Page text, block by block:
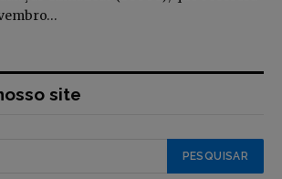
site